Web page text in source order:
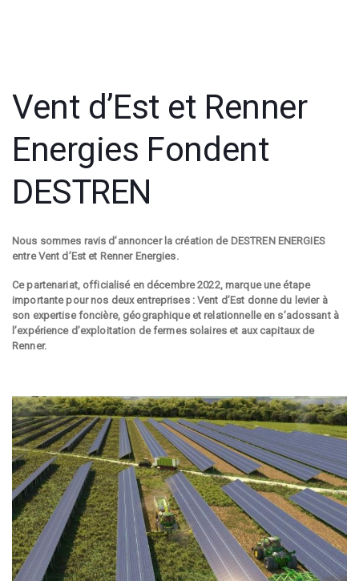
Vent d’Est et Renner
Energies Fondent
DESTREN
Nous sommes ravis d’annoncer la création de DESTREN ENERGIES
entre Vent d’Est et Renner Energies.
Ce partenariat, officialisé en décembre 2022, marque une étape
importante pour nos deux entreprises : Vent d’Est donne du levier à
son expertise foncière, géographique et relationnelle en s’adossant à
l’expérience d’exploitation de fermes solaires et aux capitaux de
Renner.